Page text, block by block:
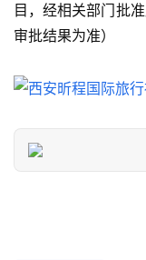
旅
游
息
史
登录
目，经相关部门批
审批结果为准）